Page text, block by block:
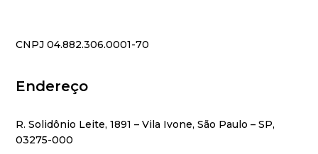
CNPJ 04.882.306.0001-70
Endereço
R. Solidônio Leite, 1891 – Vila Ivone, São Paulo – SP,
03275-000